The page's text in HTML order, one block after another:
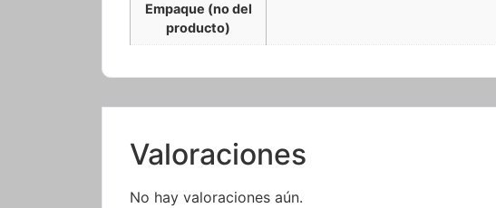
Empaque (no del
producto)
Valoraciones
No hay valoraciones aún.